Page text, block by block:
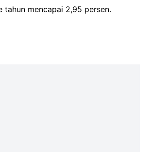
tahun mencapai 2,95 persen.